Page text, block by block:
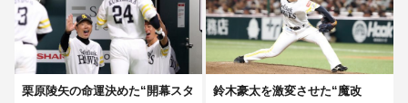
栗原陵矢の命運決めた“開幕スタ
鈴木豪太を激変させた“魔改